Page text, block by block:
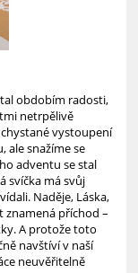
obdobím radosti,
netrpělivě
vystoupení
ale snažíme se
adventu se stal
svíčka má svůj
Naděje, Láska,
znamená příchod –
A protože toto
navštíví v naší
neuvěřitelně